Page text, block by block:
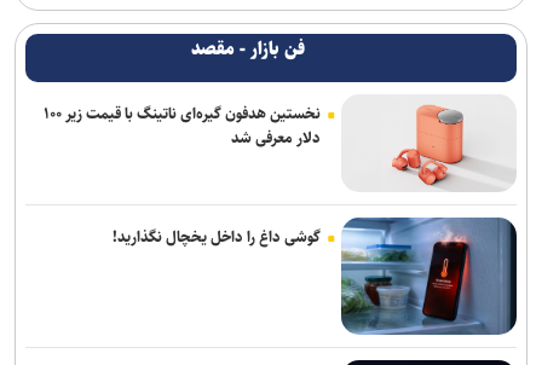
فن بازار - مقصد
نخستین هدفون گیره‌ای ناتینگ با قیمت زیر ۱۰۰
دلار معرفی شد
گوشی داغ را داخل یخچال نگذارید!